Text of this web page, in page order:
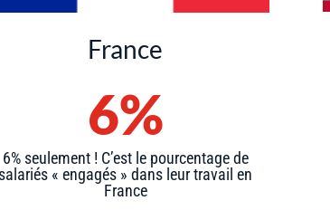
France
6%
6% seulement ! C’est le pourcentage de
salariés « engagés » dans leur travail en
France